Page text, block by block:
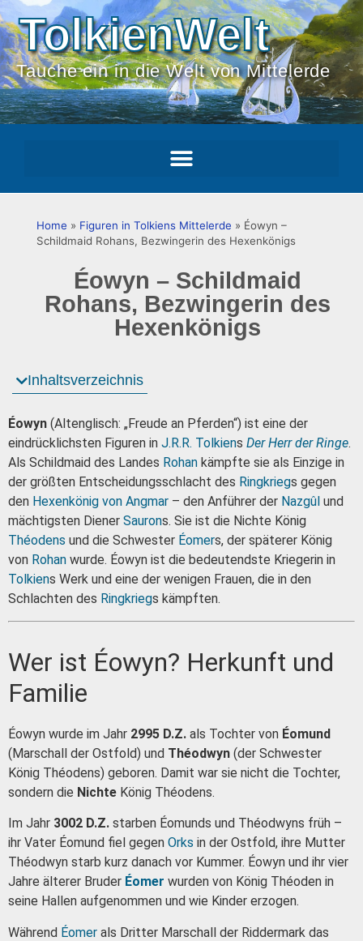
TolkienWelt
Tauche ein in die Welt von Mittelerde
Home » Figuren in Tolkiens Mittelerde » Éowyn –
Schildmaid Rohans, Bezwingerin des Hexenkönigs
Éowyn – Schildmaid
Rohans, Bezwingerin des
Hexenkönigs
Inhaltsverzeichnis
Éowyn (Altenglisch: „Freude an Pferden“) ist eine der
eindrücklichsten Figuren in J.R.R. Tolkiens Der Herr der Ringe.
Als Schildmaid des Landes Rohan kämpfte sie als Einzige in
der größten Entscheidungsschlacht des Ringkriegs gegen
den Hexenkönig von Angmar – den Anführer der Nazgûl und
mächtigsten Diener Saurons. Sie ist die Nichte König
Théodens und die Schwester Éomers, der späterer König
von Rohan wurde. Éowyn ist die bedeutendste Kriegerin in
Tolkiens Werk und eine der wenigen Frauen, die in den
Schlachten des Ringkriegs kämpften.
Wer ist Éowyn? Herkunft und
Familie
Éowyn wurde im Jahr 2995 D.Z. als Tochter von Éomund
(Marschall der Ostfold) und Théodwyn (der Schwester
König Théodens) geboren. Damit war sie nicht die Tochter,
sondern die Nichte König Théodens.
Im Jahr 3002 D.Z. starben Éomunds und Théodwyns früh –
ihr Vater Éomund fiel gegen Orks in der Ostfold, ihre Mutter
Théodwyn starb kurz danach vor Kummer. Éowyn und ihr vier
Jahre älterer Bruder Éomer wurden von König Théoden in
seine Hallen aufgenommen und wie Kinder erzogen.
Während Éomer als Dritter Marschall der Riddermark das